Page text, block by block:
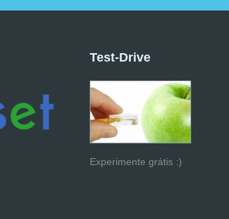
Test-Drive
Experimente grátis :)